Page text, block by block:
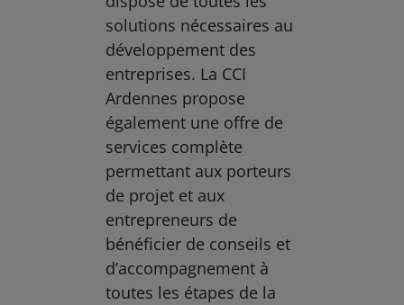
solutions nécessaires au
développement des
entreprises. La CCI
Ardennes propose
également une offre de
services complète
permettant aux porteurs
de projet et aux
entrepreneurs de
bénéficier de conseils et
d’accompagnement à
toutes les étapes de la